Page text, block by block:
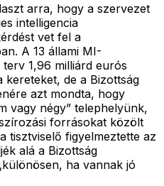
arra, hogy a szervezet
intelligencia
vet fel a
A 13 állami MI-
1,96 milliárd eurós
kereteket, de a Bizottság
azt mondta, hogy
vagy négy” telephelyünk,
forrásokat közölt
tisztviselő figyelmeztette az
alá a Bizottság
ha vannak jó